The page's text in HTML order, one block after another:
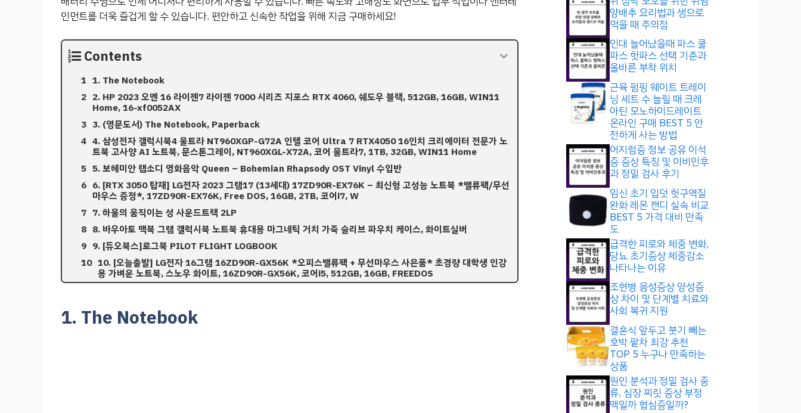
인먼트를 더욱 즐겁게 할 수 있습니다. 편안하고 신속한 작업을 위해 지금 구매하세요!
Contents
1. The Notebook
2. HP 2023 오멘 16 라이젠7 라이젠 7000 시리즈 지포스 RTX 4060, 쉐도우 블랙, 512GB, 16GB, WIN11
Home, 16-xf0052AX
3. (영문도서) The Notebook, Paperback
4. 삼성전자 갤럭시북4 울트라 NT960XGP-G72A 인텔 코어 Ultra 7 RTX4050 16인치 크리에이터 전문가 노
트북 고사양 AI 노트북, 문스톤그레이, NT960XGL-X72A, 코어 울트라7, 1TB, 32GB, WIN11 Home
5. 보헤미안 랩소디 영화음악 Queen – Bohemian Rhapsody OST Vinyl 수입반
6. [RTX 3050 탑재] LG전자 2023 그램17 (13세대) 17ZD90R-EX76K – 최신형 고성능 노트북 *밸류팩/무선
마우스 증정*, 17ZD90R-EX76K, Free DOS, 16GB, 2TB, 코어i7, W
7. 하울의 움직이는 성 사운드트랙 2LP
8. 바우아토 맥북 그램 갤럭시북 노트북 휴대용 마그네틱 거치 가죽 슬리브 파우치 케이스, 화이트실버
9. [듀오북스]로그북 PILOT FLIGHT LOGBOOK
10. [오늘출발] LG전자 16그램 16ZD90R-GX56K *오피스밸류팩 + 무선마우스 사은품* 초경량 대학생 인강
용 가벼운 노트북, 스노우 화이트, 16ZD90R-GX56K, 코어i5, 512GB, 16GB, FREEDOS
1. The Notebook
양배추 요리법과 생으로
먹을 때 주의점
인대 늘어났을때 파스 쿨
파스 핫파스 선택 기준과
올바른 부착 위치
근육 펌핑 웨이트 트레이
닝 세트 수 늘릴 때 크레
아틴 모노하이드레이트
온라인 구매 BEST 5 안
전하게 사는 방법
어지럼증 정보 공유 이석
증 증상 특징 및 이비인후
과 정밀 검사 후기
임신 초기 입덧 헛구역질
완화 레몬 캔디 실속 비교
BEST 5 가격 대비 만족
도
급격한 피로와 체중 변화,
당뇨 초기증상 체중감소
나타나는 이유
조현병 음성증상 양성증
상 차이 및 단계별 치료와
사회 복귀 지원
결혼식 앞두고 붓기 빼는
호박 팥차 최강 추천
TOP 5 누구나 만족하는
상품
원인 분석과 정밀 검사 종
류, 심장 찌릿 증상 부정
맥일까 협심증일까?